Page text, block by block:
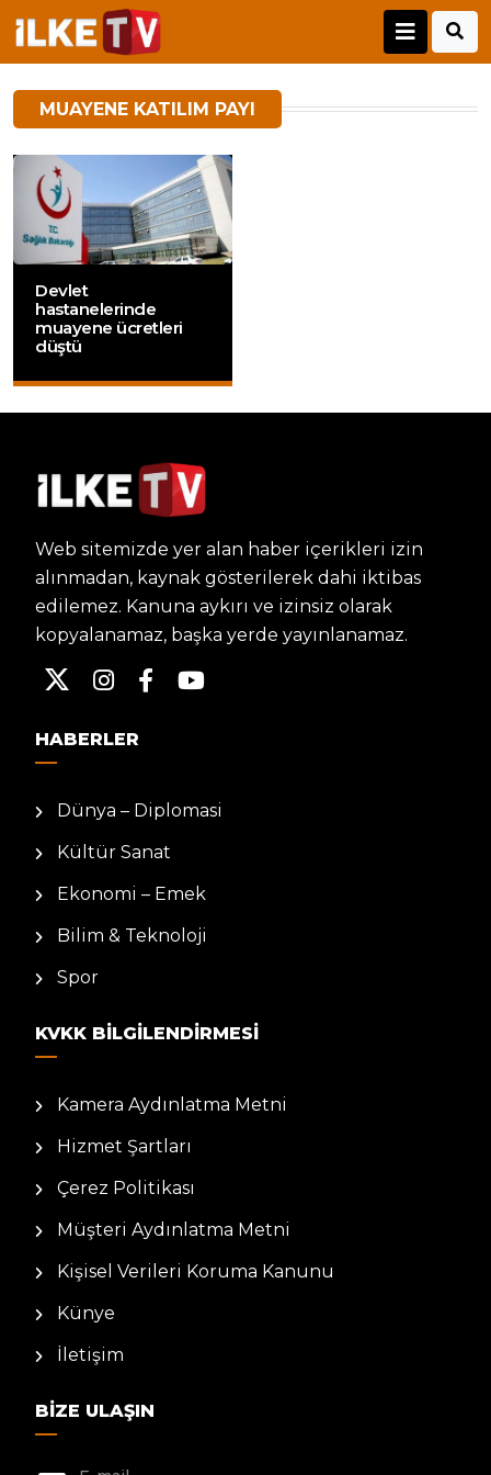
MUAYENE KATILIM PAYI
Devlet
hastanelerinde
muayene ücretleri
düştü
Web sitemizde yer alan haber içerikleri izin
alınmadan, kaynak gösterilerek dahi iktibas
edilemez. Kanuna aykırı ve izinsiz olarak
kopyalanamaz, başka yerde yayınlanamaz.
HABERLER
Dünya – Diplomasi
Kültür Sanat
Ekonomi – Emek
Bilim & Teknoloji
Spor
KVKK BILGILENDIRMESI
Kamera Aydınlatma Metni
Hizmet Şartları
Çerez Politikası
Müşteri Aydınlatma Metni
Kişisel Verileri Koruma Kanunu
Künye
İletişim
BIZE ULAŞIN